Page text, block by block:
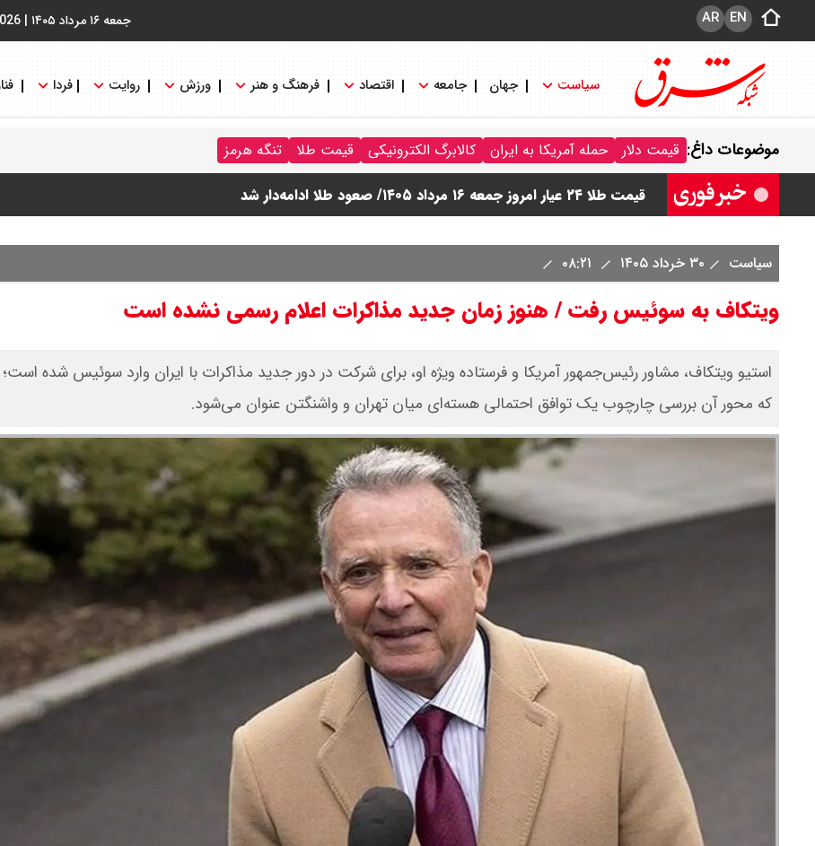
جمعه ۱۶ مرداد ۱۴۰۵ | EN
AR
سیاست جهان جامعه اقتصاد فرهنگ و هنر ورزش روایت فردا
موضوعات داغ: قیمت دلار حمله آمریکا به ایران کالابرگ الکترونیکی قیمت طلا تنگه هرمز
قیمت دینار عراق امروز جمعه ۱۶ مرداد ۱۴۰۵ اعلام شد + جدول
قیمت سکه امامی امروز جمعه ۱۶ مرداد ۱۴۰۵ اعلام شد/ کاهش قیمت سکه
قیمت طلا ۲۴ عیار امروز جمعه ۱۶ مرداد ۱۴۰۵/ صعود طلا ادامه‌دار شد
قیمت نفت امروز جمعه ۱۶ مرداد ۱۴۰۵ / نفت صعودی شد + جدول
سیاست ۳۰ خرداد ۱۴۰۵
ویتکاف به سوئیس رفت / هنوز زمان جدید مذاکرات اعلام رسمی نشده است
استیو ویتکاف، مشاور رئیس‌جمهور آمریکا و فرستاده ویژه او، برای شرکت در دور جدید مذاکرات با ایران وارد سوئیس شده است؛
که محور آن بررسی چارچوب یک توافق احتمالی هسته‌ای میان تهران و واشنگتن عنوان می‌شود.